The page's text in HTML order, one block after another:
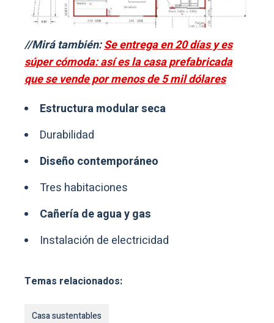
//Mirá también:Se entrega en 20 días y es
súper cómoda: así es la casa prefabricada
que se vende por menos de 5 mil dólares
Estructura modular seca
Durabilidad
Diseño contemporáneo
Tres habitaciones
Cañería de agua y gas
Instalación de electricidad
Temas relacionados:
Casa sustentables